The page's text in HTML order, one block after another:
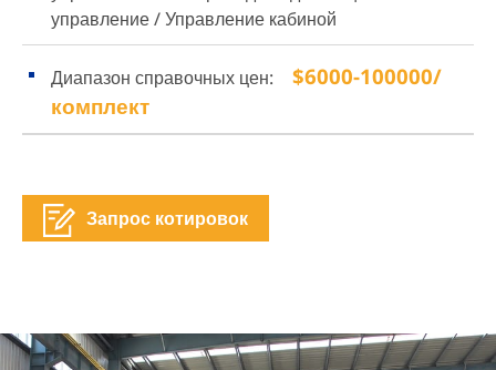
управление / Управление кабиной
Диапазон справочных цен:
$6000-100000/
комплект
Запрос котировок